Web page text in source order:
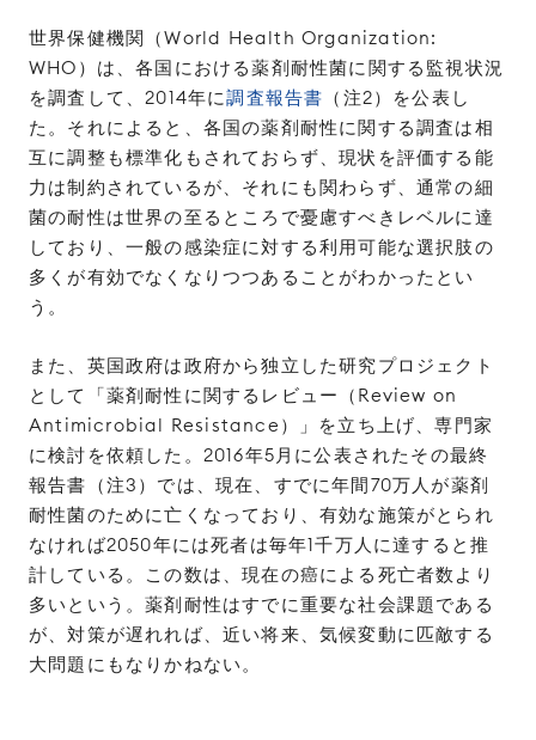
世界保健機関（World Health Organization:
WHO）は、各国における薬剤耐性菌に関する監視状況
を調査して、2014年に調査報告書 （注2）を公表し
た。それによると、各国の薬剤耐性に関する調査は相
互に調整も標準化もされておらず、現状を評価する能
力は制約されているが、それにも関わらず、通常の細
菌の耐性は世界の至るところで憂慮すべきレベルに達
しており、一般の感染症に対する利用可能な選択肢の
多くが有効でなくなりつつあることがわかったとい
う。
また、英国政府は政府から独立した研究プロジェクト
として「薬剤耐性に関するレビュー（Review on
Antimicrobial Resistance）」を立ち上げ、専門家
に検討を依頼した。2016年5月に公表されたその最終
報告書（注3）では、現在、すでに年間70万人が薬剤
耐性菌のために亡くなっており、有効な施策がとられ
なければ2050年には死者は毎年1千万人に達すると推
計している。この数は、現在の癌による死亡者数より
多いという。薬剤耐性はすでに重要な社会課題である
が、対策が遅れれば、近い将来、気候変動に匹敵する
大問題にもなりかねない。